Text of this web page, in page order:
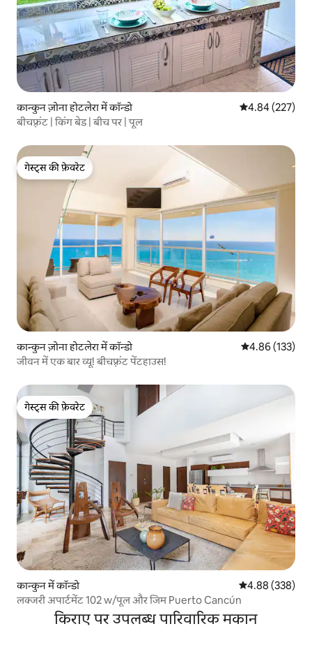
कान्कुन ज़ोना होटलेरा में कॉन्डो औसत रेटिंग 5 में से
4.84 (227)
बीचफ़्रंट | किंग बेड | बीच पर | पूल
गेस्ट्स की फ़ेवरेट
गेस्ट्स की फ़ेवरेट
कान्कुन ज़ोना होटलेरा में कॉन्डो औसत रेटिंग 5 में से
4.86 (133)
जीवन में एक बार व्यू! बीचफ़्रंट पेंटहाउस!
गेस्ट्स की फ़ेवरेट
गेस्ट्स की फ़ेवरेट
कान्कुन में कॉन्डो औसत रेटिंग 5 में से
4.88 (338)
लक्जरी अपार्टमेंट 102 w/पूल और जिम Puerto Cancún
किराए पर उपलब्ध पारिवारिक मकान